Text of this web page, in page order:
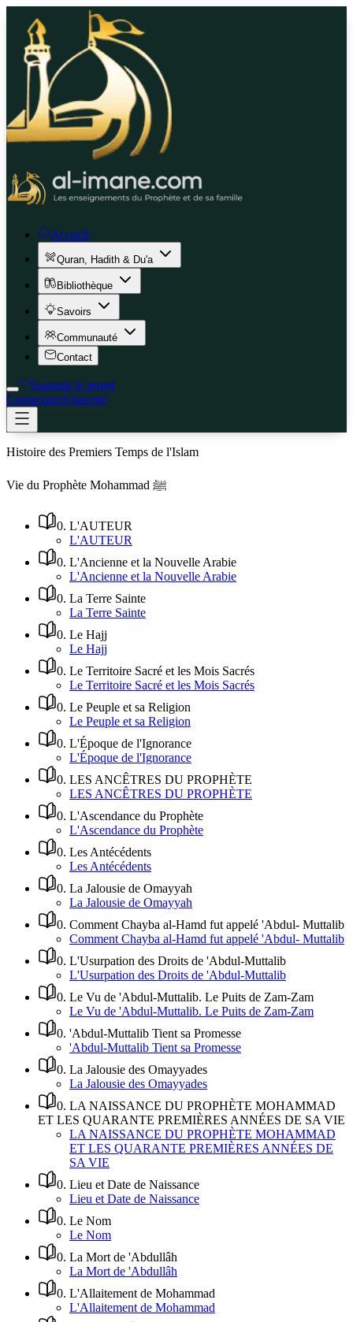
Accueil
Quran, Hadith & Du'a
Bibliothèque
Savoirs
Communauté
Contact
Soutenir le projet
ConnexionS'inscrire
Histoire des Premiers Temps de l'Islam
Vie du Prophète Mohammad ﷺ
0. L'AUTEUR
L'AUTEUR
0. L'Ancienne et la Nouvelle Arabie
L'Ancienne et la Nouvelle Arabie
0. La Terre Sainte
La Terre Sainte
0. Le Hajj
Le Hajj
0. Le Territoire Sacré et les Mois Sacrés
Le Territoire Sacré et les Mois Sacrés
0. Le Peuple et sa Religion
Le Peuple et sa Religion
0. L'Époque de l'Ignorance
L'Époque de l'Ignorance
0. LES ANCÊTRES DU PROPHÈTE
LES ANCÊTRES DU PROPHÈTE
0. L'Ascendance du Prophète
L'Ascendance du Prophète
0. Les Antécédents
Les Antécédents
0. La Jalousie de Omayyah
La Jalousie de Omayyah
0. Comment Chayba al-Hamd fut appelé 'Abdul- Muttalib
Comment Chayba al-Hamd fut appelé 'Abdul- Muttalib
0. L'Usurpation des Droits de 'Abdul-Muttalib
L'Usurpation des Droits de 'Abdul-Muttalib
0. Le Vu de 'Abdul-Muttalib. Le Puits de Zam-Zam
Le Vu de 'Abdul-Muttalib. Le Puits de Zam-Zam
0. 'Abdul-Muttalib Tient sa Promesse
'Abdul-Muttalib Tient sa Promesse
0. La Jalousie des Omayyades
La Jalousie des Omayyades
0. LA NAISSANCE DU PROPHÈTE MOHAMMAD
ET LES QUARANTE PREMIÈRES ANNÉES DE SA VIE
LA NAISSANCE DU PROPHÈTE MOHAMMAD
ET LES QUARANTE PREMIÈRES ANNÉES DE
SA VIE
0. Lieu et Date de Naissance
Lieu et Date de Naissance
0. Le Nom
Le Nom
0. La Mort de 'Abdullâh
La Mort de 'Abdullâh
0. L'Allaitement de Mohammad
L'Allaitement de Mohammad